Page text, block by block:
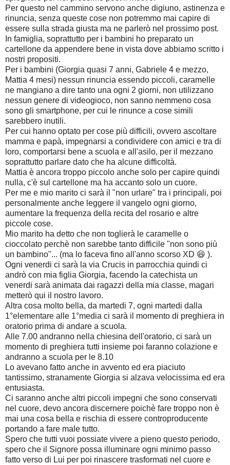
Per questo nel cammino servono anche digiuno, astinenza e
rinuncia, senza queste cose non potremmo mai capire di
essere sulla strada giusta ma ne parlerò nel prossimo post.
In famiglia, soprattutto per i bambini ho preparato un
cartellone da appendere bene in vista dove abbiamo scritto i
nostri propositi.
Per i bambini (Giorgia quasi 7 anni, Gabriele 4 e mezzo,
Mattia 4 mesi) nessun rinuncia essendo piccoli, caramelle
ne mangiano a dire tanto una ogni 2 giorni, non utilizzano
nessun genere di videogioco, non sanno nemmeno cosa
sono gli smartphone, per cui le rinunce a cose simili
sarebbero inutili.
Per cui hanno optato per cose più difficili, ovvero ascoltare
mamma e papà, impegnarsi a condividere con amici e tra di
loro, comportarsi bene a scuola e all'asilo, per il mezzano
soprattutto parlare dato che ha alcune difficoltà.
Mattia è ancora troppo piccolo anche solo per capire quindi
nulla, c'è sul cartellone ma ha accanto solo un cuore.
Per me e mio marito ci sarà il "non urlare" tra i principali, poi
personalmente anche leggere il vangelo ogni giorno,
aumentare la frequenza della recita del rosario e altre
piccole cose.
Mio marito ha detto che non toglierà le caramelle o
cioccolato perchè non sarebbe tanto difficile "non sono più
un bambino"... (ma lo faceva fino all'anno scorso XD 😆 ).
Ogni venerdi ci sarà la via Crucis in parrocchia quindi ci
andrò con mia figlia Giorgia, facendo la catechista un
venerdi sarà animata dai ragazzi della mia classe, magari
metterò qui il nostro lavoro.
Altra cosa molto bella, da martedi 7, ogni martedi dalla
1°elementare alle 1°media ci sarà il momento di preghiera in
oratorio prima di andare a scuola.
Alle 7.00 andranno nella chiesina dell'oratorio, ci sarà un
momento di preghiera tutti insieme poi faranno colazione e
andranno a scuola per le 8.10
Lo avevano fatto anche in avvento ed era piaciuto
tantissimo, stranamente Giorgia si alzava velocissima ed era
entusiasta.
Ci saranno anche altri piccoli impegni che sono conservati
nel cuore, devo ancora discernere poichè fare troppo non è
mai una cosa bella e rischia di essere controproducente
portando a fare male tutto.
Spero che tutti vuoi possiate vivere a pieno questo periodo,
spero che il Signore possa illuminare ogni minimo passo
fatto verso di Lui per poi rinascere trasformati nel cuore e